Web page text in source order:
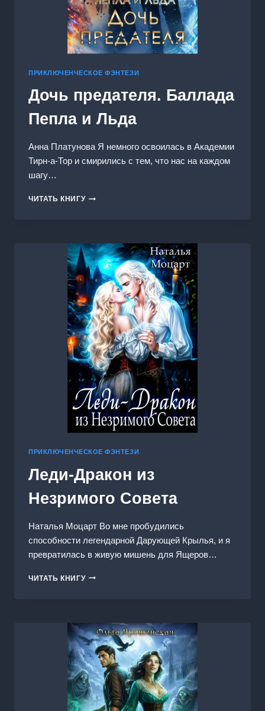
ПРИКЛЮЧЕНЧЕСКОЕ ФЭНТЕЗИ
Дочь предателя. Баллада
Пепла и Льда
Анна Платунова Я немного освоилась в Академии
Тирн-а-Тор и смирились с тем, что нас на каждом
шагу…
ЧИТАТЬ КНИГУДОЧЬ
И
ЛЬДА
ПРИКЛЮЧЕНЧЕСКОЕ ФЭНТЕЗИ
Леди-Дракон из
Незримого Совета
Наталья Моцарт Во мне пробудились
способности легендарной Дарующей Крылья, и я
превратилась в живую мишень для Ящеров…
ЧИТАТЬ КНИГУЛЕДИ-